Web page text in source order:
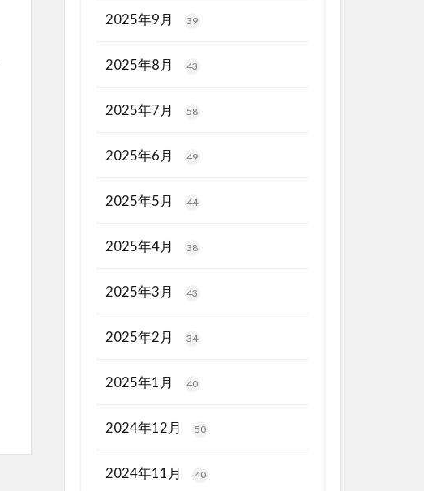
2025年9月 39
2025年8月 43
2025年7月 58
2025年6月 49
2025年5月 44
2025年4月 38
2025年3月 43
2025年2月 34
2025年1月 40
2024年12月 50
2024年11月 40